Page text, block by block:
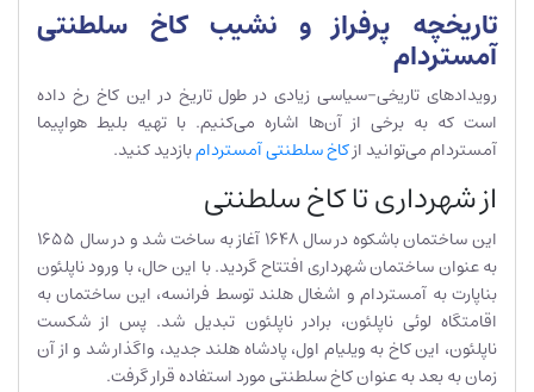
تاریخچه پرفراز و نشیب کاخ سلطنتی
آمستردام
رویدادهای تاریخی-سیاسی زیادی در طول تاریخ در این کاخ رخ داده
است که به برخی از آن‌ها اشاره می‌کنیم. با تهیه بلیط هواپیما
آمستردام می‌توانید ازکاخ سلطنتی آمستردامبازدید کنید.
از شهرداری تا کاخ سلطنتی
این ساختمان باشکوه در سال 1648 آغاز به ساخت شد و در سال 1655
به عنوان ساختمان شهرداری افتتاح گردید. با این حال، با ورود ناپلئون
بناپارت به آمستردام و اشغال هلند توسط فرانسه، این ساختمان به
اقامتگاه لوئی ناپلئون، برادر ناپلئون تبدیل شد. پس از شکست
ناپلئون، این کاخ به ویلیام اول، پادشاه هلند جدید، واگذار شد و از آن
زمان به بعد به عنوان کاخ سلطنتی مورد استفاده قرار گرفت.